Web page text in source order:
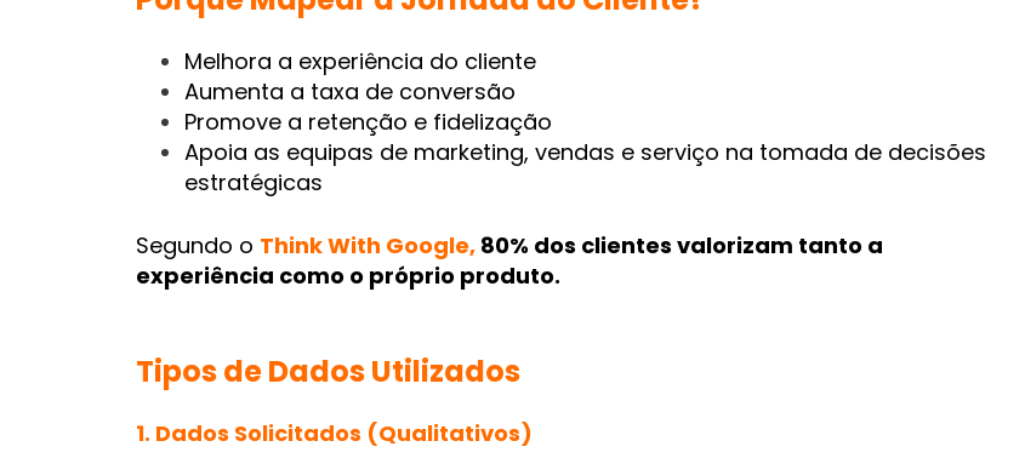
Melhora a experiência do cliente
Aumenta a taxa de conversão
Promove a retenção e fidelização
Apoia as equipas de marketing, vendas e serviço na tomada de decisões
estratégicas
Segundo o Think With Google, 80% dos clientes valorizam tanto a
experiência como o próprio produto.
Tipos de Dados Utilizados
1. Dados Solicitados (Qualitativos)